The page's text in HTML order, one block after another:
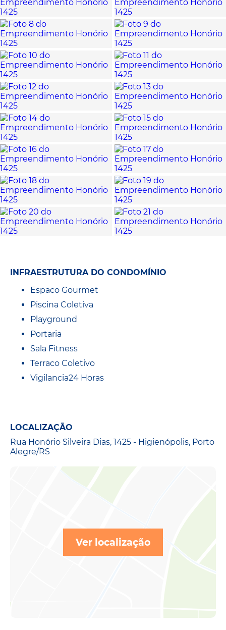
INFRAESTRUTURA DO CONDOMÍNIO
Espaco Gourmet
Piscina Coletiva
Playground
Portaria
Sala Fitness
Terraco Coletivo
Vigilancia24 Horas
LOCALIZAÇÃO
Rua Honório Silveira Dias, 1425 - Higienópolis, Porto
Alegre/RS
Ver localização